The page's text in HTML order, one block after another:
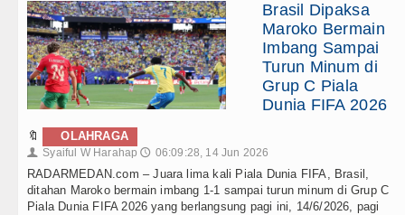
Brasil Dipaksa
Maroko Bermain
Imbang Sampai
Turun Minum di
Grup C Piala
Dunia FIFA 2026
🔖 OLAHRAGA
👤 Syaiful W Harahap 🕔 06:09:28, 14 Jun 2026
RADARMEDAN.com – Juara lima kali Piala Dunia FIFA, Brasil,
ditahan Maroko bermain imbang 1-1 sampai turun minum di Grup C
Piala Dunia FIFA 2026 yang berlangsung pagi ini, 14/6/2026, pagi